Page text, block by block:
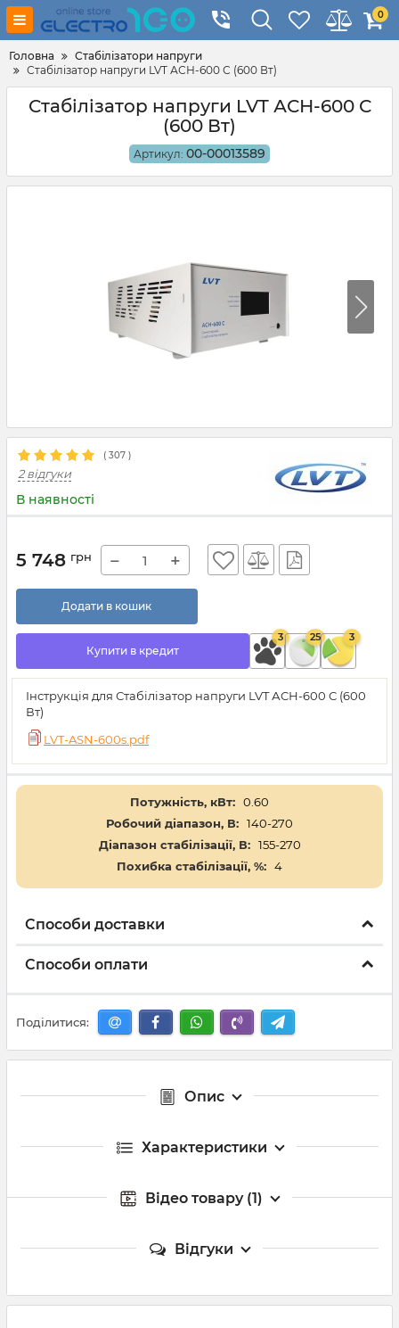
0
Головна
Стабілізатори напруги
Стабілізатор напруги LVT АСН-600 С (600 Вт)
Стабілізатор напруги LVT АСН-600 С
(600 Вт)
Артикул: 00-00013589
( 307 )
2 відгуки
В наявності
Інструкція для Стабілізатор напруги LVT АСН-600 С (600
Вт)
LVT-ASN-600s.pdf
5 748 грн − +
Додати в кошик
Купити в кредит
3 25 3
Потужність, кВт: 0.60
Робочий діапазон, В: 140-270
Діапазон стабілізації, В: 155-270
Похибка стабілізації, %: 4
Способи доставки
Способи оплати
Поділитися:
Опис
Характеристики
Відео товару (1)
Відгуки